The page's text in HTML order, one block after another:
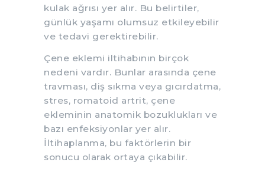
kulak ağrısı yer alır. Bu belirtiler,
günlük yaşamı olumsuz etkileyebilir
ve tedavi gerektirebilir.
Çene eklemi iltihabının birçok
nedeni vardır. Bunlar arasında çene
travması, diş sıkma veya gıcırdatma,
stres, romatoid artrit, çene
ekleminin anatomik bozuklukları ve
bazı enfeksiyonlar yer alır.
İltihaplanma, bu faktörlerin bir
sonucu olarak ortaya çıkabilir.